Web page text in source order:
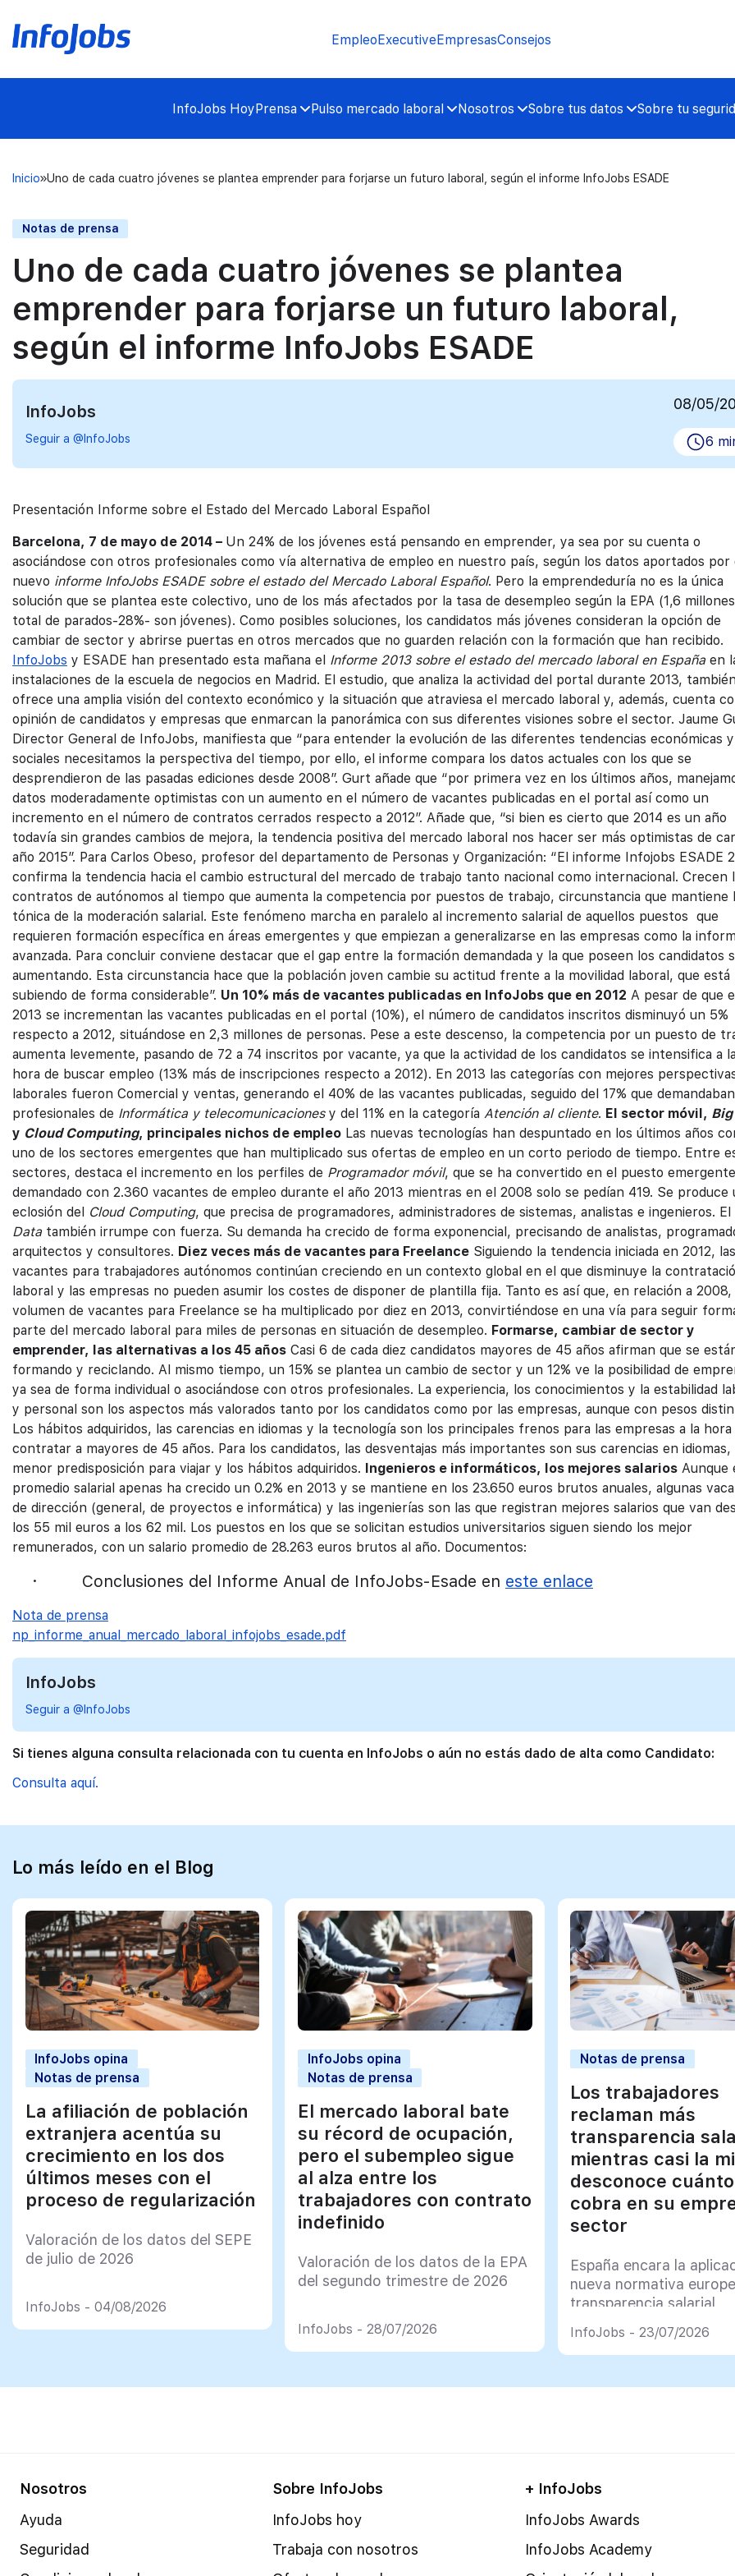
EmpleoExecutiveEmpresasConsejos
InfoJobs HoyPrensa Pulso mercado laboral Nosotros Sobre tus datos Sobre tu
Inicio Uno de cada cuatro jóvenes se plantea emprender para forjarse un futuro laboral, según el informe InfoJobs ESADE
Notas de prensa
Uno de cada cuatro jóvenes se plantea
emprender para forjarse un futuro laboral,
según el informe InfoJobs ESADE
InfoJobs
Seguir a @InfoJobs
08/05/
6
Presentación Informe sobre el Estado del Mercado Laboral Español
Barcelona, 7 de mayo de 2014 – Un 24% de los jóvenes está pensando en emprender, ya sea por su cuenta o
asociándose con otros profesionales como vía alternativa de empleo en nuestro país, según los datos aportados por
nuevo informe InfoJobs ESADE sobre el estado del Mercado Laboral Español. Pero la emprendeduría no es la única
solución que se plantea este colectivo, uno de los más afectados por la tasa de desempleo según la EPA (1,6 millones
total de parados-28%- son jóvenes). Como posibles soluciones, los candidatos más jóvenes consideran la opción de
cambiar de sector y abrirse puertas en otros mercados que no guarden relación con la formación que han recibido.
InfoJobs y ESADE han presentado esta mañana el Informe 2013 sobre el estado del mercado laboral en España en
instalaciones de la escuela de negocios en Madrid. El estudio, que analiza la actividad del portal durante 2013, también
ofrece una amplia visión del contexto económico y la situación que atraviesa el mercado laboral y, además, cuenta
opinión de candidatos y empresas que enmarcan la panorámica con sus diferentes visiones sobre el sector. Jaume
Director General de InfoJobs, manifiesta que “para entender la evolución de las diferentes tendencias económicas y
sociales necesitamos la perspectiva del tiempo, por ello, el informe compara los datos actuales con los que se
desprendieron de las pasadas ediciones desde 2008”. Gurt añade que “por primera vez en los últimos años,
datos moderadamente optimistas con un aumento en el número de vacantes publicadas en el portal así como un
incremento en el número de contratos cerrados respecto a 2012”. Añade que, “si bien es cierto que 2014 es un año
todavía sin grandes cambios de mejora, la tendencia positiva del mercado laboral nos hacer ser más optimistas de
año 2015”. Para Carlos Obeso, profesor del departamento de Personas y Organización: “El informe Infojobs ESADE
confirma la tendencia hacia el cambio estructural del mercado de trabajo tanto nacional como internacional. Crecen
contratos de autónomos al tiempo que aumenta la competencia por puestos de trabajo, circunstancia que mantiene
tónica de la moderación salarial. Este fenómeno marcha en paralelo al incremento salarial de aquellos puestos que
requieren formación específica en áreas emergentes y que empiezan a generalizarse en las empresas como la
avanzada. Para concluir conviene destacar que el gap entre la formación demandada y la que poseen los candidatos
aumentando. Esta circunstancia hace que la población joven cambie su actitud frente a la movilidad laboral, que está
subiendo de forma considerable”. Un 10% más de vacantes publicadas en InfoJobs que en 2012 A pesar de que
2013 se incrementan las vacantes publicadas en el portal (10%), el número de candidatos inscritos disminuyó un 5%
respecto a 2012, situándose en 2,3 millones de personas. Pese a este descenso, la competencia por un puesto de
aumenta levemente, pasando de 72 a 74 inscritos por vacante, ya que la actividad de los candidatos se intensifica a la
hora de buscar empleo (13% más de inscripciones respecto a 2012). En 2013 las categorías con mejores
laborales fueron Comercial y ventas, generando el 40% de las vacantes publicadas, seguido del 17% que demandaban
profesionales de Informática y telecomunicacionesy del 11% en la categoría Atención al cliente. El sector móvil,
y Cloud Computing, principales nichos de empleo Las nuevas tecnologías han despuntado en los últimos años
uno de los sectores emergentes que han multiplicado sus ofertas de empleo en un corto periodo de tiempo. Entre
sectores, destaca el incremento en los perfiles de Programador móvil, que se ha convertido en el puesto
demandado con 2.360 vacantes de empleo durante el año 2013 mientras en el 2008 solo se pedían 419. Se produce
eclosión del
Cloud Computing, que precisa de programadores, administradores de sistemas, analistas e ingenieros. El
Data también irrumpe con fuerza. Su demanda ha crecido de forma exponencial, precisando de analistas,
arquitectos y consultores. Diez veces más de vacantes para Freelance Siguiendo la tendencia iniciada en 2012, las
vacantes para trabajadores autónomos continúan creciendo en un contexto global en el que disminuye la
laboral y las empresas no pueden asumir los costes de disponer de plantilla fija. Tanto es así que, en relación a 2008,
volumen de vacantes para Freelance se ha multiplicado por diez en 2013, convirtiéndose en una vía para seguir
parte del mercado laboral para miles de personas en situación de desempleo. Formarse, cambiar de sector y
emprender, las alternativas a los 45 años Casi 6 de cada diez candidatos mayores de 45 años afirman que se
formando y reciclando. Al mismo tiempo, un 15% se plantea un cambio de sector y un 12% ve la posibilidad de
ya sea de forma individual o asociándose con otros profesionales. La experiencia, los conocimientos y la estabilidad
y personal son los aspectos más valorados tanto por los candidatos como por las empresas, aunque con pesos
Los hábitos adquiridos, las carencias en idiomas y la tecnología son los principales frenos para las empresas a la hora
contratar a mayores de 45 años. Para los candidatos, las desventajas más importantes son sus carencias en idiomas,
menor predisposición para viajar y los hábitos adquiridos.
Ingenieros e informáticos, los mejores salarios Aunque
promedio salarial apenas ha crecido un 0.2% en 2013 y se mantiene en los 23.650 euros brutos anuales, algunas
de dirección (general, de proyectos e informática) y las ingenierías son las que registran mejores salarios que van
los 55 mil euros a los 62 mil. Los puestos en los que se solicitan estudios universitarios siguen siendo los mejor
remunerados, con un salario promedio de 28.263 euros brutos al año. Documentos:
· Conclusiones del Informe Anual de InfoJobs-Esade en este enlace
Nota de prensa
np_informe_anual_mercado_laboral_infojobs_esade.pdf
InfoJobs
Seguir a @InfoJobs
Si tienes alguna consulta relacionada con tu cuenta en InfoJobs o aún no estás dado de alta como Candidato:
Consulta aquí.
Lo más leído en el Blog
InfoJobs opina
Notas de prensa
La afiliación de población
extranjera acentúa su
crecimiento en los dos
últimos meses con el
proceso de regularización
Valoración de los datos del SEPE
de julio de 2026
InfoJobs - 04/08/2026
InfoJobs opina
Notas de prensa
El mercado laboral bate
su récord de ocupación,
pero el subempleo sigue
al alza entre los
trabajadores con contrato
indefinido
Valoración de los datos de la EPA
del segundo trimestre de 2026
InfoJobs - 28/07/2026
Notas de prensa
Los trabajadores
reclaman más
transparencia
mientras casi la
desconoce
cobra en su
sector
España encara la
nueva normativa
transparencia salarial
InfoJobs - 23/07/2026
Nosotros
Ayuda
Seguridad
Sobre InfoJobs
InfoJobs hoy
Trabaja con nosotros
+ InfoJobs
InfoJobs Awards
InfoJobs Academy